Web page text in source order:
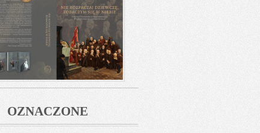
OZNACZONE